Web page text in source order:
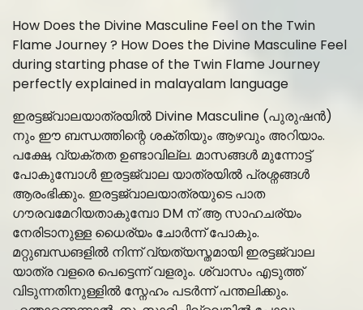
How Does the Divine Masculine Feel on the Twin
Flame Journey ? How Does the Divine Masculine Feel
during starting phase of the Twin Flame Journey
perfectly explained in malayalam language
ഇരട്ടജ്വാലയാത്രയിൽ Divine Masculine (പുരുഷൻ)
നും ഈ ബന്ധത്തിന്റെ ശക്തിയും ആഴവും അറിയാം.
പക്ഷേ, വ്യക്തത ഉണ്ടാവില്ല. മാസങ്ങൾ മുന്നോട്ട്
പോകുമ്പോൾ ഇരട്ടജ്വാല യാത്രയിൽ പ്രശ്നങ്ങൾ
ആരംഭിക്കും. ഇരട്ടജ്വാലയാത്രയുടെ പാത
ഗൗരവമേറിയതാകുമ്പോ DM ന് ആ സാഹചര്യം
നേരിടാനുള്ള ധൈര്യം ചോർന്ന് പോകും.
മറ്റുബന്ധങളിൽ നിന്ന് വ്യത്യസ്തമായി ഇരട്ടജ്വാല
യാത്ര വളരെ പെട്ടെന്ന് വളരും. ശ്വാസം എടുത്ത്
വിടുന്നതിനുള്ളിൽ സ്നേഹം പടർന്ന് പന്തലിക്കും.